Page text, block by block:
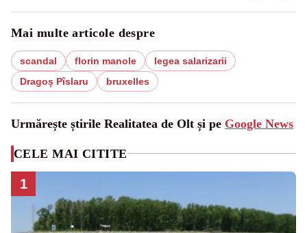
Mai multe articole despre
scandal florin manole
legea salarizarii
Dragoș Pîslaru
bruxelles
Urmărește știrile Realitatea de Olt și pe Google News
CELE MAI CITITE
1